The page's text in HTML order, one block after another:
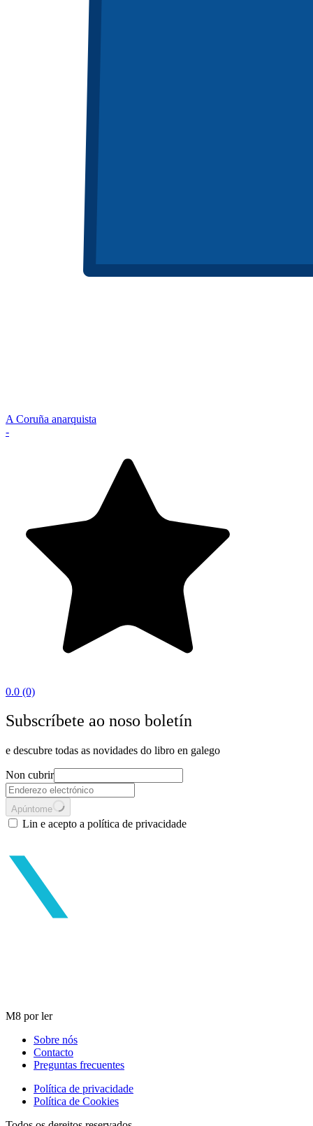
A Coruña anarquista
-
0.0 (0)
Subscríbete ao noso boletín
e descubre todas as novidades do libro en galego
Non cubrir
Apúntome
Lin e acepto a política de privacidade
M8 por ler
Sobre nós
Contacto
Preguntas frecuentes
Política de privacidade
Política de Cookies